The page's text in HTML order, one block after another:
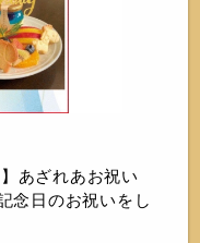
あざれあお祝い
念日のお祝いをし